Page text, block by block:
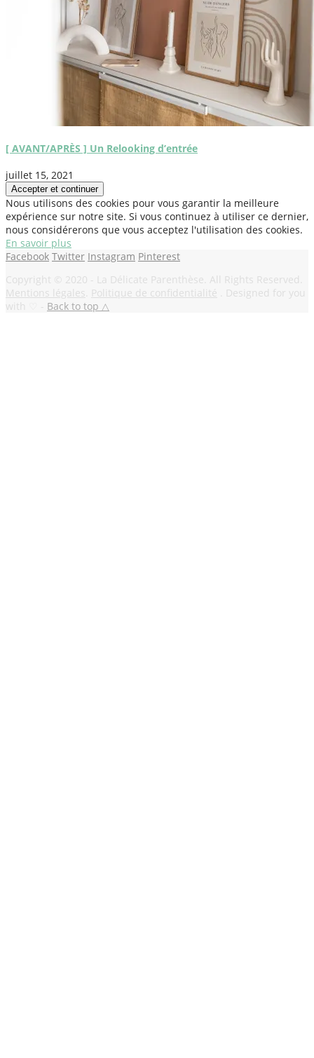
[ AVANT/APRÈS ] Un Relooking d’entrée
juillet 15, 2021
Nous utilisons des cookies pour vous garantir la meilleure
expérience sur notre site. Si vous continuez à utiliser ce dernier,
nous considérerons que vous acceptez l'utilisation des cookies.
En savoir plus
Facebook Twitter Instagram Pinterest
Copyright © 2020 - La Délicate Parenthèse. All Rights Reserved.
Mentions légales Politique de confidentialité . Designed for you
with ♡ - Back to top △